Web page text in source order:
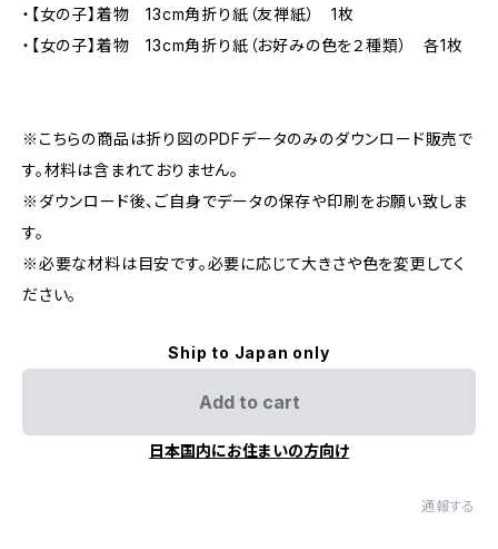
・【女の子】着物 13cm角折り紙（友禅紙） 1枚
・【女の子】着物 13cm角折り紙（お好みの色を２種類） 各1枚
※こちらの商品は折り図のPDFデータのみのダウンロード販売で
す。材料は含まれておりません。
※ダウンロード後、ご自身でデータの保存や印刷をお願い致しま
す。
※必要な材料は目安です。必要に応じて大きさや色を変更してく
ださい。
Ship to Japan only
Add to cart
日本国内にお住まいの方向け
通報する